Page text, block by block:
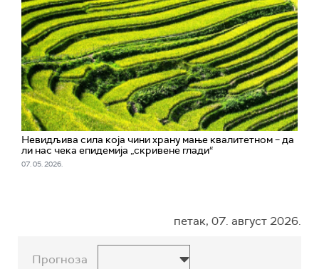
Невидљива сила која чини храну мање квалитетном – да
ли нас чека епидемија „скривене глади“
07. 05. 2026.
петак, 07. август 2026.
Прогноза